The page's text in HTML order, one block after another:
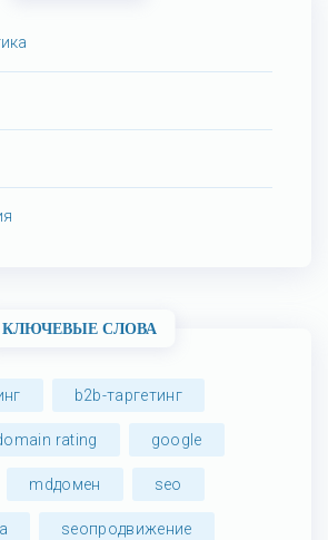
КЛЮЧЕВЫЕ СЛОВА
b2b-таргетинг
rating google
mdдомен seo
seoпродвижение